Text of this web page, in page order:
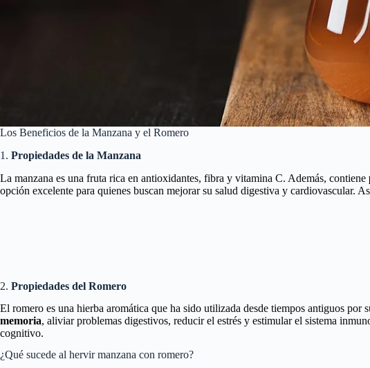
Los Beneficios de la Manzana y el Romero
1. Propiedades de la Manzana
La manzana es una fruta rica en antioxidantes, fibra y vitamina C. Además, contiene
opción excelente para quienes buscan mejorar su salud digestiva y cardiovascular.
2. Propiedades del Romero
El romero es una hierba aromática que ha sido utilizada desde tiempos antiguos
memoria, aliviar problemas digestivos, reducir el estrés y estimular el sistema
cognitivo.
¿Qué sucede al hervir manzana con romero?